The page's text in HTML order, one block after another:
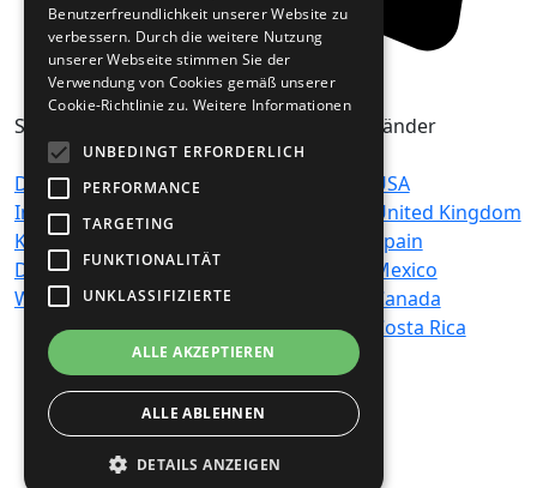
Seiten
Datenschutz
Impressum /
Kontakt
Disclaimer
Werbehinweis
Hits
Country
Ambient
Chillout
Classic Rock
Oldies
Easy Listening
Pop
Länder
USA
United Kingdom
Spain
Mexico
Canada
Costa Rica
Benutzerfreundlichkeit unserer Website zu
verbessern. Durch die weitere Nutzung
unserer Webseite stimmen Sie der
Verwendung von Cookies gemäß unserer
Cookie-Richtlinie zu. Weitere Informationen
UNBEDINGT ERFORDERLICH
PERFORMANCE
TARGETING
FUNKTIONALITÄT
UNKLASSIFIZIERTE
ALLE AKZEPTIEREN
ALLE ABLEHNEN
DETAILS ANZEIGEN